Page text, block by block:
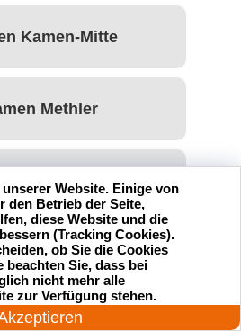
Kamen-Mitte
Methler
Rottum
Südkamen
Wasserkurl
Website. Einige von
den Betrieb der Seite,
diese Website und die
(Tracking Cookies).
ob Sie die Cookies
Sie, dass bei
nicht mehr alle
zur Verfügung stehen.